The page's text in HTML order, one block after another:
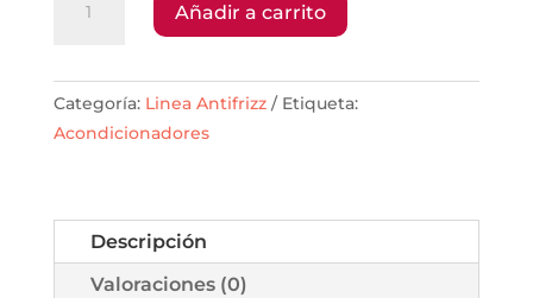
Anti-
cantidad
Añadir a carrito
Categoría: Linea Antifrizz
Etiqueta:
Acondicionadores
Descripción
Valoraciones (0)